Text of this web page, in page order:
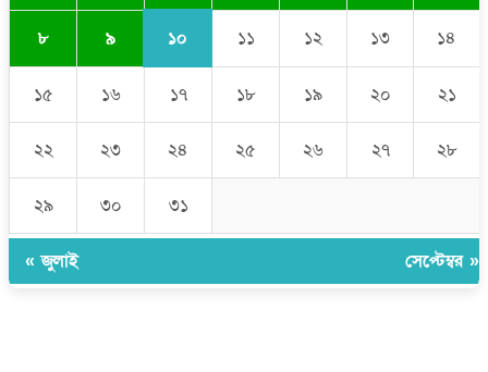
৮ ৯ ১০ ১১ ১২ ১৩ ১৪
১৫ ১৬ ১৭ ১৮ ১৯ ২০ ২১
২২ ২৩ ২৪ ২৫ ২৬ ২৭ ২৮
২৯ ৩০ ৩১
« জুলাই সেপ্টেম্বর »